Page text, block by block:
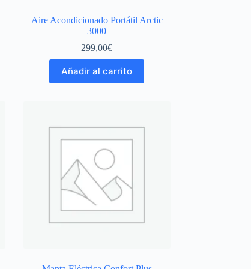
Aire Acondicionado Portátil Arctic
3000
299,00€
Añadir al carrito